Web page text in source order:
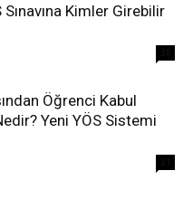
Kimler Girebilir
Öğrenci Kabul
Yeni YÖS Sistemi